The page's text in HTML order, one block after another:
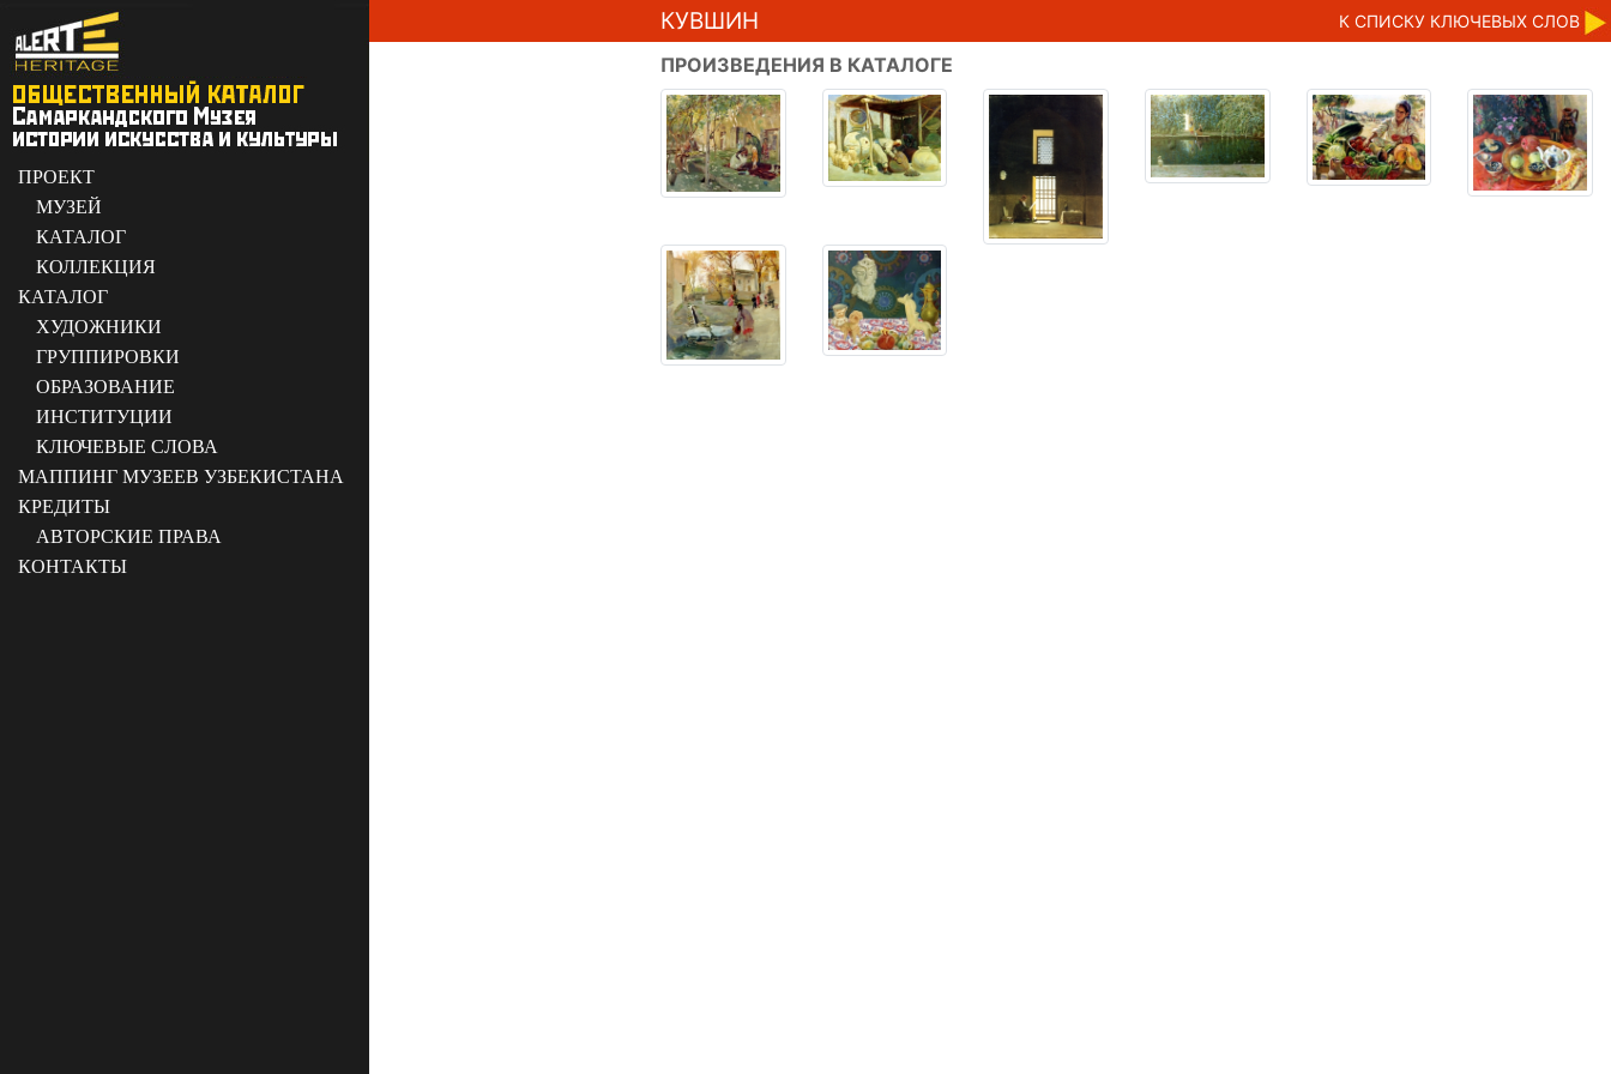
ПРОЕКТ
МУЗЕЙ
КАТАЛОГ
КОЛЛЕКЦИЯ
КАТАЛОГ
ХУДОЖНИКИ
ГРУППИРОВКИ
ОБРАЗОВАНИЕ
ИНСТИТУЦИИ
КЛЮЧЕВЫЕ СЛОВА
МАППИНГ МУЗЕЕВ УЗБЕКИСТАНА
КРЕДИТЫ
АВТОРСКИЕ ПРАВА
КОНТАКТЫ
КУВШИН К CПИСКУ КЛЮЧЕВЫХ СЛОВ
ПРОИЗВЕДЕНИЯ В КАТАЛОГЕ